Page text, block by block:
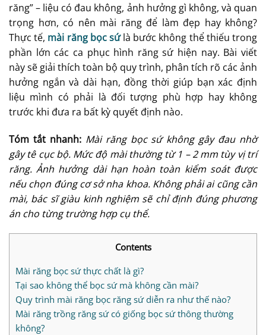
răng” – liệu có đau không, ảnh hưởng gì không, và quan
trọng hơn, có nên mài răng để làm đẹp hay không?
Thực tế, mài răng bọc sứlà bước không thể thiếu trong
phần lớn các ca phục hình răng sứ hiện nay. Bài viết
này sẽ giải thích toàn bộ quy trình, phân tích rõ các ảnh
hưởng ngắn và dài hạn, đồng thời giúp bạn xác định
liệu mình có phải là đối tượng phù hợp hay không
trước khi đưa ra bất kỳ quyết định nào.
Tóm tắt nhanh: Mài răng bọc sứ không gây đau nhờ
gây tê cục bộ. Mức độ mài thường từ 1 – 2 mm tùy vị trí
răng. Ảnh hưởng dài hạn hoàn toàn kiểm soát được
nếu chọn đúng cơ sở nha khoa. Không phải ai cũng cần
mài, bác sĩ giàu kinh nghiệm sẽ chỉ định đúng phương
án cho từng trường hợp cụ thể.
Contents
Mài răng bọc sứ thực chất là gì?
Tại sao không thể bọc sứ mà không cần mài?
Quy trình mài răng bọc răng sứ diễn ra như thế nào?
Mài răng trồng răng sứ có giống bọc sứ thông thường
không?